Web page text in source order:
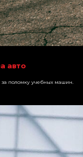
авто
за поломку учебных машин.